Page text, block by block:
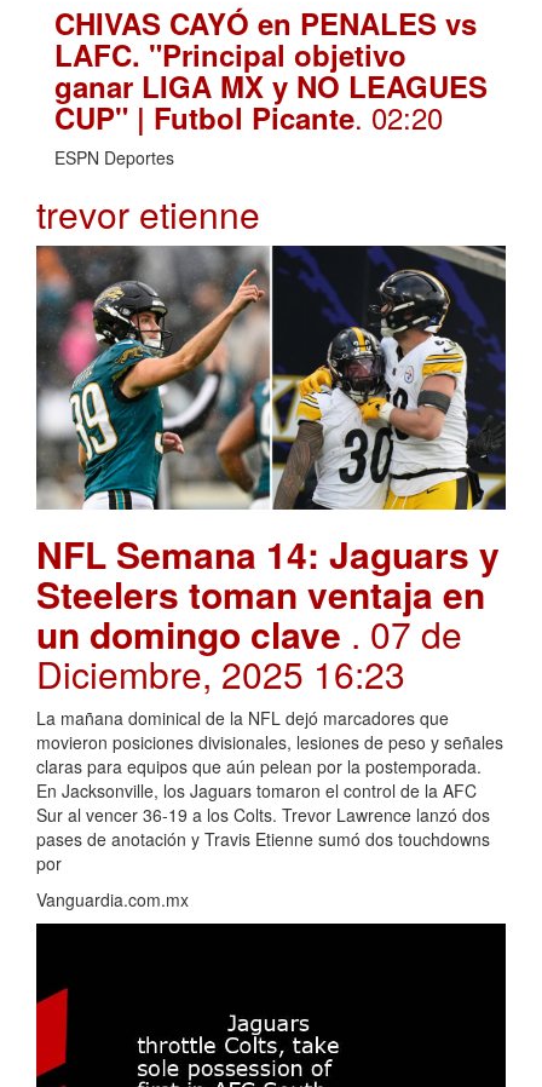
CHIVAS CAYÓ en PENALES vs
LAFC. "Principal objetivo
ganar LIGA MX y NO LEAGUES
CUP" | Futbol Picante. 02:20
ESPN Deportes
trevor etienne
NFL Semana 14: Jaguars y
Steelers toman ventaja en
un domingo clave . 07 de
Diciembre, 2025 16:23
La mañana dominical de la NFL dejó marcadores que
movieron posiciones divisionales, lesiones de peso y señales
claras para equipos que aún pelean por la postemporada.
En Jacksonville, los Jaguars tomaron el control de la AFC
Sur al vencer 36-19 a los Colts. Trevor Lawrence lanzó dos
pases de anotación y Travis Etienne sumó dos touchdowns
por
Vanguardia.com.mx